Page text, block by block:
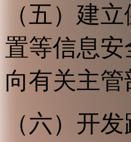
（五）建
置等信息
向有关主管
（六）开